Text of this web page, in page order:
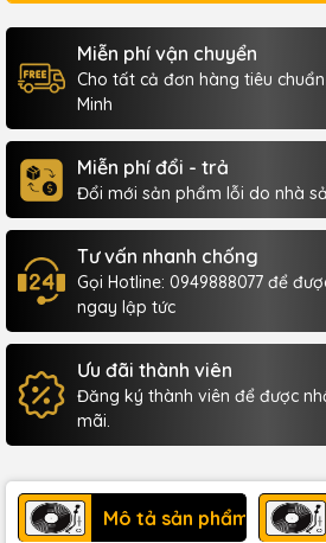
Miễn phí vận chuyển
Cho tất cả đơn hàng tiêu
Minh
Miễn phí đổi - trả
Đổi mới sản phẩm lỗi do nhà
Tư vấn nhanh chống
Gọi Hotline: 0949888077 để
ngay lập tức
Ưu đãi thành viên
Đăng ký thành viên để được
mãi.
Mô tả sản phẩm